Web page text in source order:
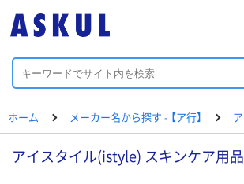
ホーム メーカー名から探す - 【ア行】 ア
アイスタイル(istyle) スキンケア用品